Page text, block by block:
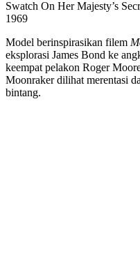
Swatch On Her Majesty’s
1969
Model berinspirasikan filem
eksplorasi James Bond ke
keempat pelakon Roger
Moonraker dilihat merentasi
bintang.